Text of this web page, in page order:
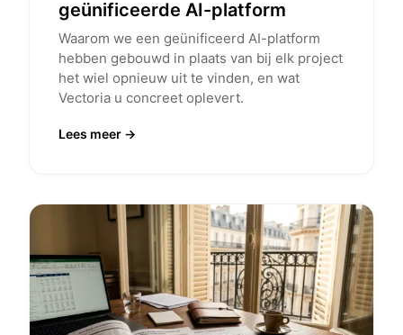
geünificeerde AI-platform
Waarom we een geünificeerd AI-platform
hebben gebouwd in plaats van bij elk project
het wiel opnieuw uit te vinden, en wat
Vectoria u concreet oplevert.
Lees meer →